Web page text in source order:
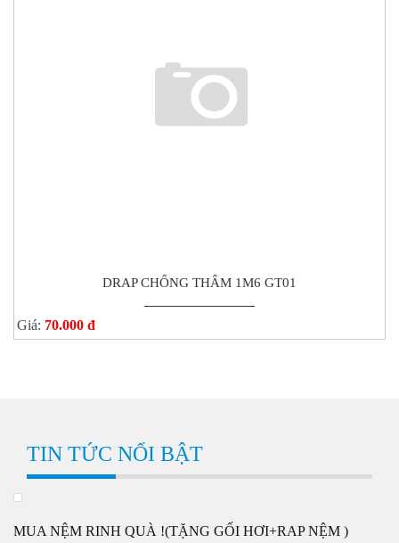
DRAP CHỐNG THẤM 1M6 GT01
Giá: 70.000 đ
TIN TỨC NỔI BẬT
MUA NỆM RINH QUÀ !(TẶNG GỐI HƠI+RAP NỆM )